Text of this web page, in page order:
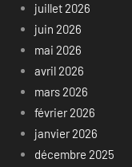
juillet 2026
juin 2026
mai 2026
avril 2026
mars 2026
février 2026
janvier 2026
décembre 2025